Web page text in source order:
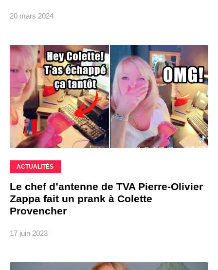
20 mars 2024
ACTUALITÉS
Le chef d’antenne de TVA Pierre-Olivier
Zappa fait un prank à Colette
Provencher
17 juin 2023